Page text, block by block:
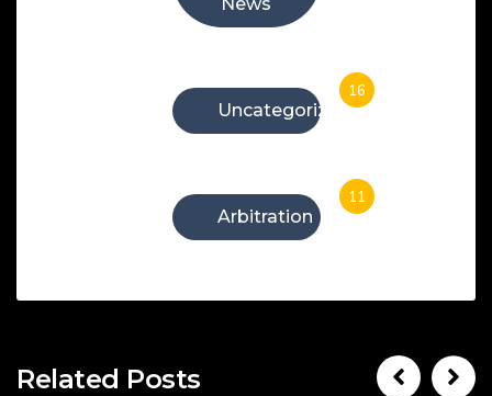
Uncategorized
16
Arbitration
11
Related Posts